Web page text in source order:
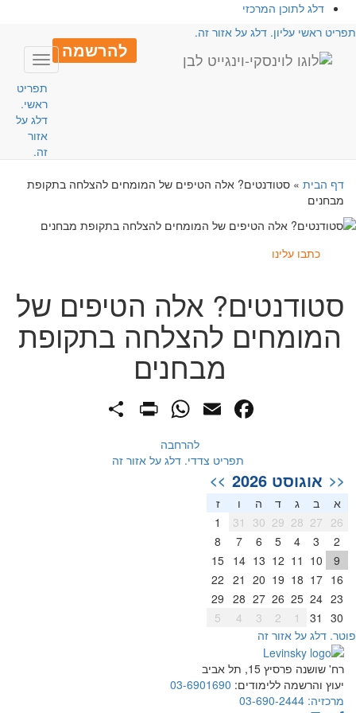
דלג לתוכן המרכזי
ראשי עליון. דלג על אזור זה.
להרשמה
Toggle
תפריט
ראשי.
דלג על
אזור
זה.
דף הבית» סטודנטים? אלה הטיפים של המומחים להצלחה בתקופת
מבחנים
כתבו עלינו
סטודנטים? אלה הטיפים של
המומחים להצלחה בתקופת
מבחנים
Facebook
Email
WhatsApp
להרחבה
תפריט צדדי. דלג על אזור זה
<< אוגוסט 2026 >>
א ב ג ד ה
ז
26
27
28
29
30
31
2
3
4
5
6
7
8
9
10
11
12
13
14
15
16
17
18
19
20
21
22
23
24
25
26
27
28
29
30
31
2
3
4
5
דלג על אזור זה
רח' שושנה פרסיץ 15, תל אביב
יעוץ והרשמה ללימודים: 03-6901690
מרכזיה: 03-690-2444